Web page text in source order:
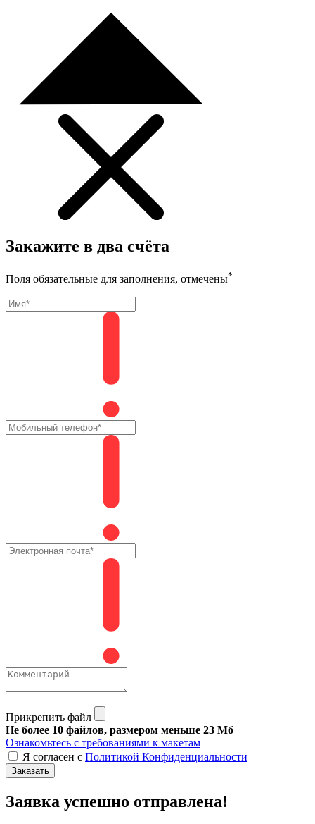
Закажите в два счёта
Поля обязательные для заполнения, отмечены*
Прикрепить файл
Не более 10 файлов, размером меньше 23 Мб
Ознакомьтесь с требованиями к макетам
Я согласен с Политикой Конфиденциальности
Заказать
Заявка успешно отправлена!